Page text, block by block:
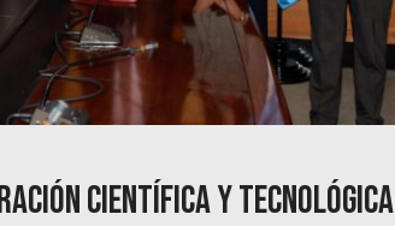
científica y tecnológica